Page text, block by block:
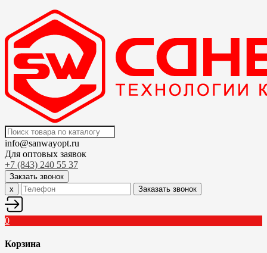
info@sanwayopt.ru
Для оптовых заявок
+7 (843) 240 55 37
Закзать звонок
x
Заказать звонок
0
Корзина